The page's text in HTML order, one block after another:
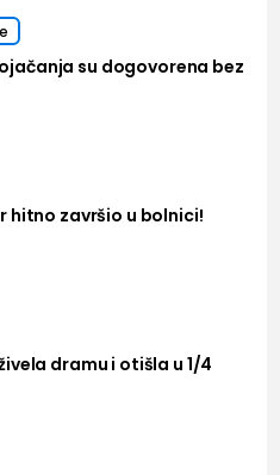
su dogovorena bez
hitno završio u bolnici!
dramu i otišla u 1/4